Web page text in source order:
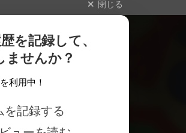
閉じる
を記録して、
ませんか？
利用中！
を記録する